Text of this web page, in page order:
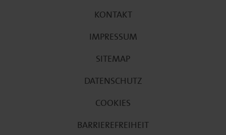
KONTAKT
IMPRESSUM
SITEMAP
DATENSCHUTZ
COOKIES
BARRIEREFREIHEIT